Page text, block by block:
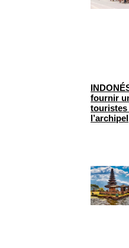
fournir
touristes
l’archipel